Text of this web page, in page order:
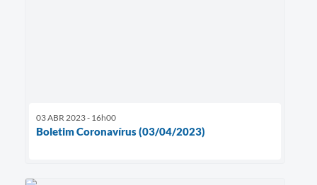
03 ABR 2023 - 16h00
Boletim Coronavírus (03/04/2023)